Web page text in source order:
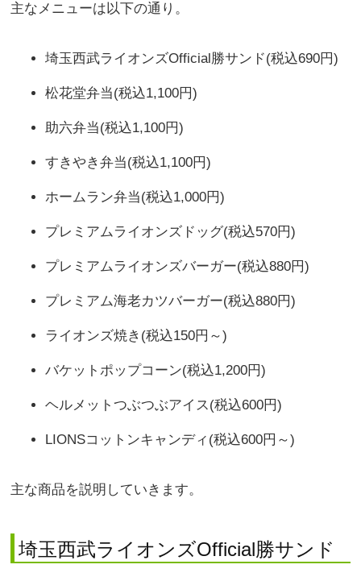
主なメニューは以下の通り。
埼玉西武ライオンズOfficial勝サンド(税込690円)
松花堂弁当(税込1,100円)
助六弁当(税込1,100円)
すきやき弁当(税込1,100円)
ホームラン弁当(税込1,000円)
プレミアムライオンズドッグ(税込570円)
プレミアムライオンズバーガー(税込880円)
プレミアム海老カツバーガー(税込880円)
ライオンズ焼き(税込150円～)
バケットポップコーン(税込1,200円)
ヘルメットつぶつぶアイス(税込600円)
LIONSコットンキャンディ(税込600円～)
主な商品を説明していきます。
埼玉西武ライオンズOfficial勝サンド